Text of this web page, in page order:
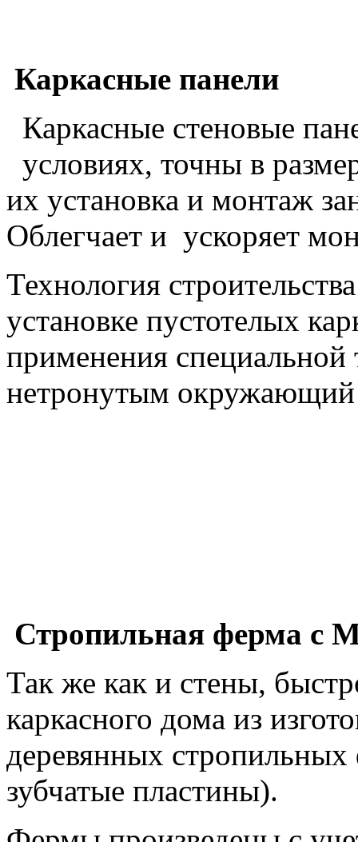
Каркасные панели
Каркасные стеновые
условиях, точны в
их установка и монтаж
Облегчает и ускоряет
Технология
установке пустотелых
применения
нетронутым
Стропильная ферма с
Так же как и стены,
каркасного дома из
деревянных
зубчатые пластины).